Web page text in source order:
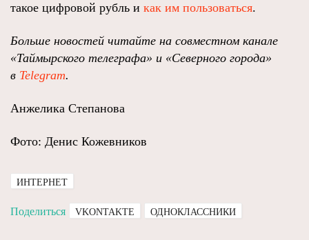
такое цифровой рубль и как им пользоваться.
Больше новостей читайте на совместном канале
«Таймырского телеграфа» и «Северного города»
в Telegram.
Анжелика Степанова
Фото: Денис Кожевников
ИНТЕРНЕТ
Поделиться VKONTAKTE ОДНОКЛАССНИКИ